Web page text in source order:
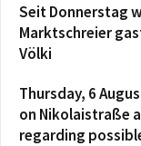
Seit Donnerstag
Marktschreier
Völki
Thursday, 6
on Nikolaistraße
regarding